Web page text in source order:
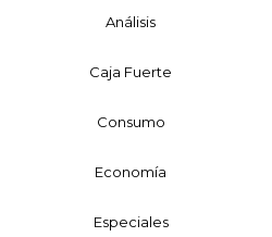
Análisis
Caja Fuerte
Consumo
Economía
Especiales